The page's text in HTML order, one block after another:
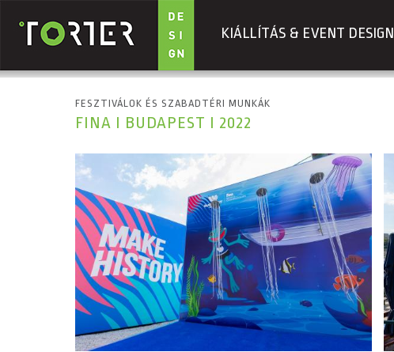
Ugrás a tartalomra
KIÁLLÍTÁS & EVENT DESIGN
FESZTIVÁLOK ÉS SZABADTÉRI MUNKÁK
FINA I BUDAPEST I 2022